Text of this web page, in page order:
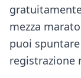
mezza
puoi
registrazione